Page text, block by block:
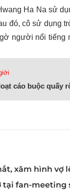
Ha Na sử
đó, cô sử dụng
người nổi tiếng
cáo buộc quấy
xăm hình vợ
tại fan-